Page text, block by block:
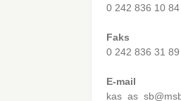
0 242 836 10 84
Faks
0 242 836 31 89
E-mail